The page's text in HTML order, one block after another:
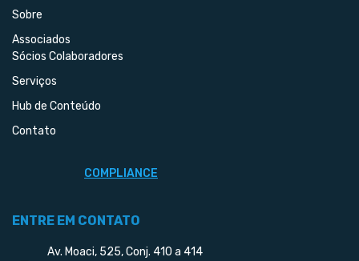
Sobre
Associados
Sócios Colaboradores
Serviços
Hub de Conteúdo
Contato
COMPLIANCE
ENTRE EM CONTATO
Av. Moaci, 525, Conj. 410 a 414